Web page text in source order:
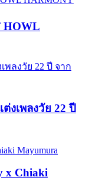
HOWL
งเพลงวัย 22 ปี
x Chiaki